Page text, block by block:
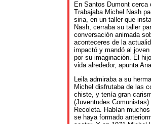
En Santos Dumont
Trabajaba Michel Nash
siria, en un taller que
Nash, cerraba su taller
conversación animada
aconteceres de la
impactó y mandó al
por su imaginación. El
vida alrededor, apunta
Leila admiraba a su
Michel disfrutaba de las
chiste, y tenía gran
(Juventudes
Recoleta. Habían
se haya formado